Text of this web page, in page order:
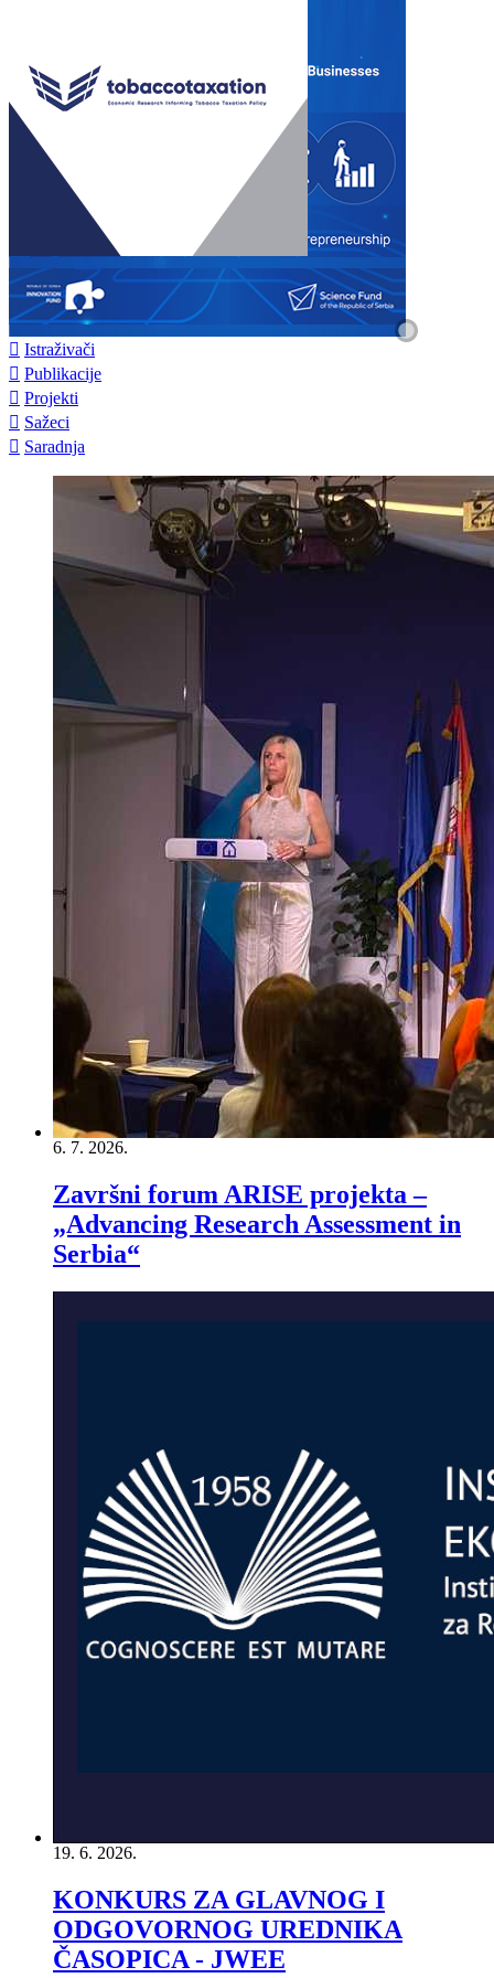
 Istraživači
 Publikacije
 Projekti
 Sažeci
 Saradnja
6. 7. 2026.
Završni forum ARISE projekta –
„Advancing Research Assessment in
Serbia“
19. 6. 2026.
KONKURS ZA GLAVNOG I
ODGOVORNOG UREDNIKA
ČASOPICA - JWEE